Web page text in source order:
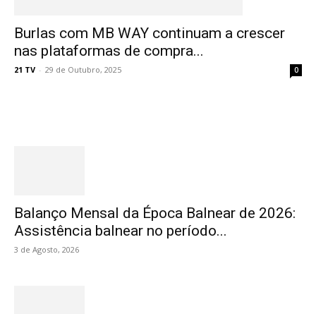
Burlas com MB WAY continuam a crescer
nas plataformas de compra...
21 TV - 29 de Outubro, 2025 0
Balanço Mensal da Época Balnear de 2026:
Assistência balnear no período...
3 de Agosto, 2026